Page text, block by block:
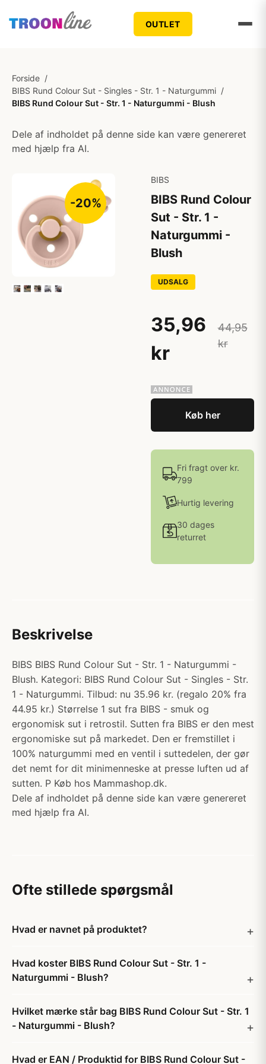
OUTLET
Forside /
BIBS Rund Colour Sut - Singles - Str. 1 - Naturgummi /
BIBS Rund Colour Sut - Str. 1 - Naturgummi - Blush
Dele af indholdet på denne side kan være genereret
med hjælp fra AI.
-20%
BIBS
BIBS Rund Colour
Sut - Str. 1 -
Naturgummi -
Blush
UDSALG
35,96
kr
44,95
kr
Køb her
Fri fragt over kr.
799
Hurtig levering
30 dages
returret
Beskrivelse
BIBS BIBS Rund Colour Sut - Str. 1 - Naturgummi -
Blush. Kategori: BIBS Rund Colour Sut - Singles - Str.
1 - Naturgummi. Tilbud: nu 35.96 kr. (regalo 20% fra
44.95 kr.) Størrelse 1 sut fra BIBS - smuk og
ergonomisk sut i retrostil. Sutten fra BIBS er den mest
ergonomiske sut på markedet. Den er fremstillet i
100% naturgummi med en ventil i suttedelen, der gør
det nemt for dit minimenneske at presse luften ud af
sutten. P Køb hos Mammashop.dk.
Dele af indholdet på denne side kan være genereret
med hjælp fra AI.
Ofte stillede spørgsmål
Hvad er navnet på produktet?
Hvad koster BIBS Rund Colour Sut - Str. 1 -
Naturgummi - Blush?
Hvilket mærke står bag BIBS Rund Colour Sut - Str. 1
- Naturgummi - Blush?
Hvad er EAN / Produktid for BIBS Rund Colour Sut -